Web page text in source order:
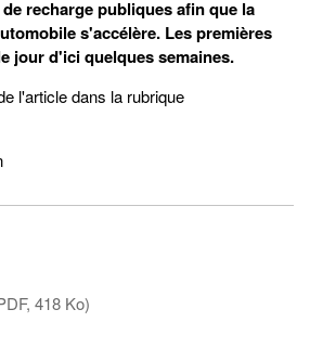
recharge publiques afin que la
s'accélère. Les premières
jour d'ici quelques semaines.
l'article dans la rubrique
418 Ko)